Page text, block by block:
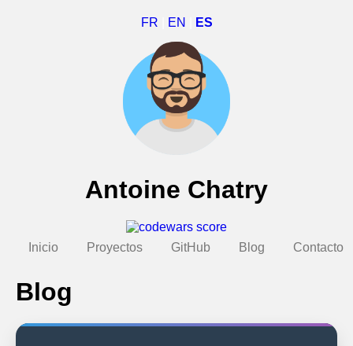
FR EN ES
Antoine Chatry
Inicio Proyectos GitHub Blog Contacto
Blog